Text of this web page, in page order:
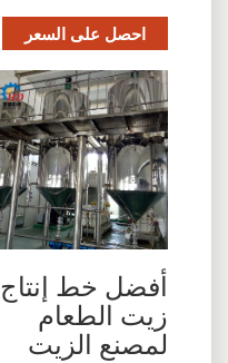
احصل على السعر
أفضل خط إنتاج
زيت الطعام
لمصنع الزيت